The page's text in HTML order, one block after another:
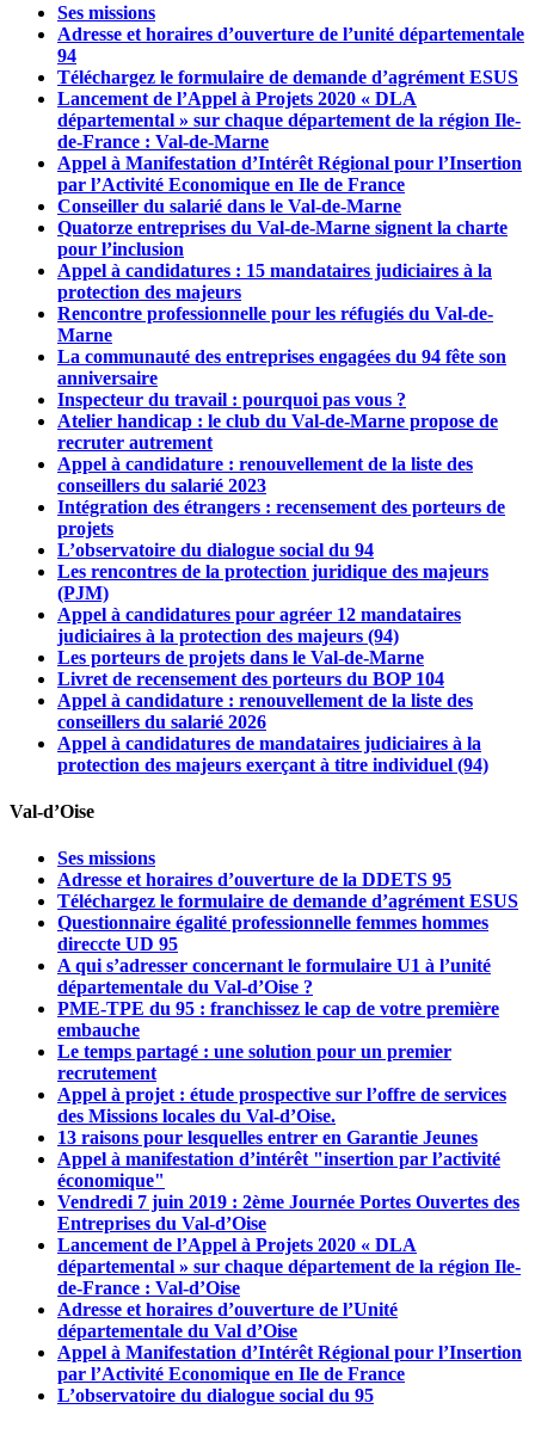
Ses missions
Adresse et horaires d’ouverture de l’unité départementale
94
Téléchargez le formulaire de demande d’agrément ESUS
Lancement de l’Appel à Projets 2020 « DLA
départemental » sur chaque département de la région Ile-
de-France : Val-de-Marne
Appel à Manifestation d’Intérêt Régional pour l’Insertion
par l’Activité Economique en Ile de France
Conseiller du salarié dans le Val-de-Marne
Quatorze entreprises du Val-de-Marne signent la charte
pour l’inclusion
Appel à candidatures : 15 mandataires judiciaires à la
protection des majeurs
Rencontre professionnelle pour les réfugiés du Val-de-
Marne
La communauté des entreprises engagées du 94 fête son
anniversaire
Inspecteur du travail : pourquoi pas vous ?
Atelier handicap : le club du Val-de-Marne propose de
recruter autrement
Appel à candidature : renouvellement de la liste des
conseillers du salarié 2023
Intégration des étrangers : recensement des porteurs de
projets
L’observatoire du dialogue social du 94
Les rencontres de la protection juridique des majeurs
(PJM)
Appel à candidatures pour agréer 12 mandataires
judiciaires à la protection des majeurs (94)
Les porteurs de projets dans le Val-de-Marne
Livret de recensement des porteurs du BOP 104
Appel à candidature : renouvellement de la liste des
conseillers du salarié 2026
Appel à candidatures de mandataires judiciaires à la
protection des majeurs exerçant à titre individuel (94)
Val-d’Oise
Ses missions
Adresse et horaires d’ouverture de la DDETS 95
Téléchargez le formulaire de demande d’agrément ESUS
Questionnaire égalité professionnelle femmes hommes
direccte UD 95
A qui s’adresser concernant le formulaire U1 à l’unité
départementale du Val-d’Oise ?
PME-TPE du 95 : franchissez le cap de votre première
embauche
Le temps partagé : une solution pour un premier
recrutement
Appel à projet : étude prospective sur l’offre de services
des Missions locales du Val-d’Oise.
13 raisons pour lesquelles entrer en Garantie Jeunes
Appel à manifestation d’intérêt "insertion par l’activité
économique"
Vendredi 7 juin 2019 : 2ème Journée Portes Ouvertes des
Entreprises du Val-d’Oise
Lancement de l’Appel à Projets 2020 « DLA
départemental » sur chaque département de la région Ile-
de-France : Val-d’Oise
Adresse et horaires d’ouverture de l’Unité
départementale du Val d’Oise
Appel à Manifestation d’Intérêt Régional pour l’Insertion
par l’Activité Economique en Ile de France
L’observatoire du dialogue social du 95